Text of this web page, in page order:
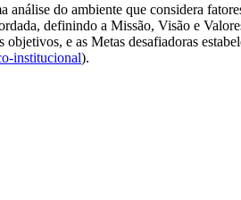
do ambiente que considera
definindo a Missão, Visão e
e as Metas desafiadoras
institucional).